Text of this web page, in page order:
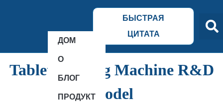
ДОМ
О
БЛОГ
ПРОДУКТ
БЫСТРАЯ
ЦИТАТА
Tablet Coating Machine R&D
Model